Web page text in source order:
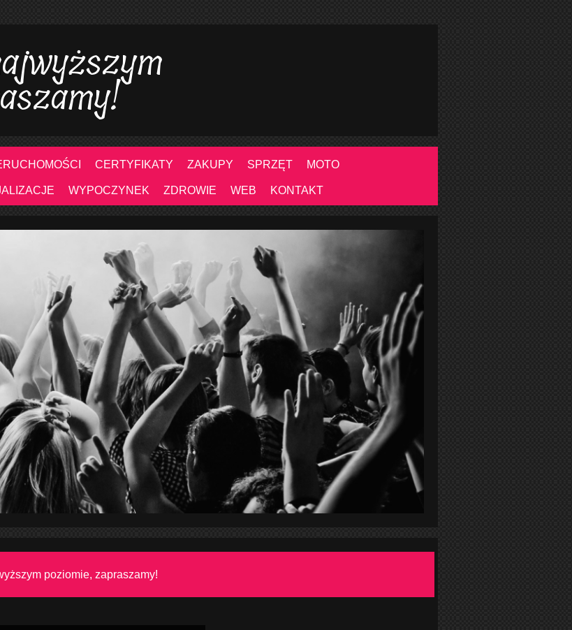
CERTYFIKATY ZAKUPY SPRZĘT MOTO
WYPOCZYNEK ZDROWIE WEB KONTAKT
poziomie, zapraszamy!